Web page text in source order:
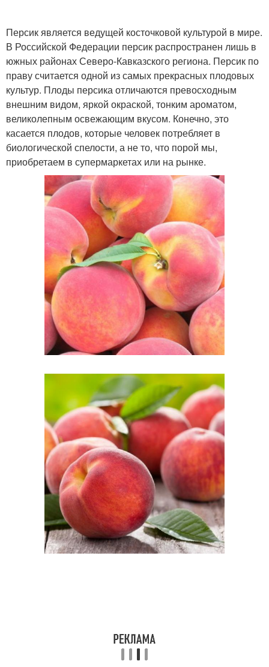
Персик является ведущей косточковой культурой в мире.
В Российской Федерации персик распространен лишь в
южных районах Северо-Кавказского региона. Персик по
праву считается одной из самых прекрасных плодовых
культур. Плоды персика отличаются превосходным
внешним видом, яркой окраской, тонким ароматом,
великолепным освежающим вкусом. Конечно, это
касается плодов, которые человек потребляет в
биологической спелости, а не то, что порой мы,
приобретаем в супермаркетах или на рынке.